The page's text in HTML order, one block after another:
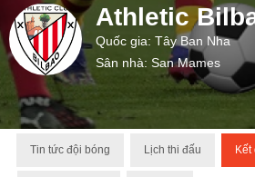
Athletic
Quốc gia: Tây Ban Nha
Sân nhà: San Mames
Tin tức đội bóng Lịch thi đấu Kết